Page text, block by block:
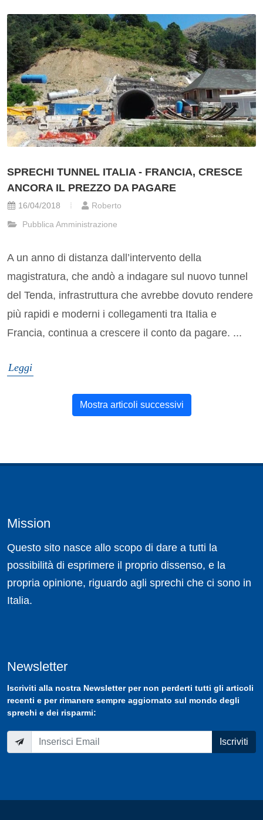
SPRECHI TUNNEL ITALIA - FRANCIA, CRESCE
ANCORA IL PREZZO DA PAGARE
16/04/2018
Roberto
Pubblica Amministrazione
A un anno di distanza dall’intervento della
magistratura, che andò a indagare sul nuovo tunnel
del Tenda, infrastruttura che avrebbe dovuto rendere
più rapidi e moderni i collegamenti tra Italia e
Francia, continua a crescere il conto da pagare. ...
Leggi
Mostra articoli successivi
Mission
Questo sito nasce allo scopo di dare a tutti la
possibilità di esprimere il proprio dissenso, e la
propria opinione, riguardo agli sprechi che ci sono in
Italia.
Newsletter
Iscriviti alla nostra Newsletterper non perderti tutti gli articoli
recenti e per rimanere sempre aggiornato sul mondo degli
sprechi e dei risparmi:
Iscriviti